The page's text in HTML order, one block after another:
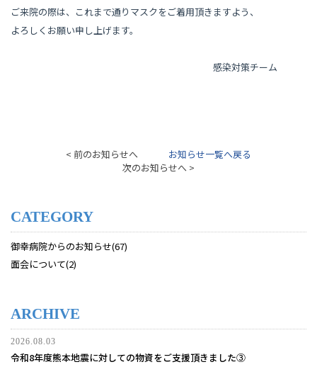
ご来院の際は、これまで通りマスクをご着用頂きますよう、
よろしくお願い申し上げます。
感染対策チーム
< 前のお知らせへ
お知らせ一覧へ戻る
次のお知らせへ >
CATEGORY
御幸病院からのお知らせ(67)
面会について(2)
ARCHIVE
2026.08.03
令和8年度熊本地震に対しての物資をご支援頂きました③